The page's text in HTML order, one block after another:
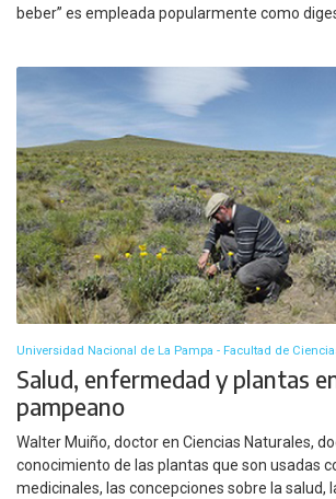
beber” es empleada popularmente como
Universidad Nacional de La Pampa - Facultad de
Salud, enfermedad y plantas
pampeano
Walter Muiño, doctor en Ciencias Naturales,
conocimiento de las plantas que son usadas
medicinales, las concepciones sobre la salud,